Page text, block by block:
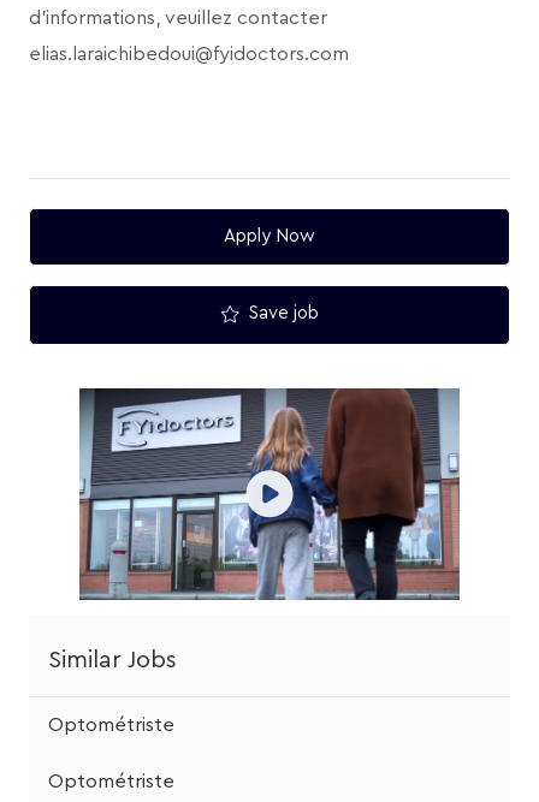
d'informations, veuillez contacter
elias.laraichibedoui@fyidoctors.com
Apply Now
Save job
Similar Jobs
Optométriste
Optométriste